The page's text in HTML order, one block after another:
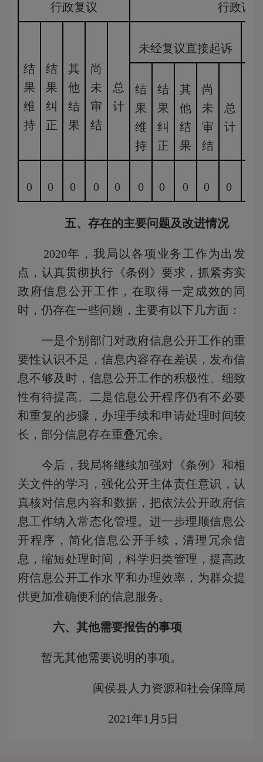
行政复议 行政诉
结
果
维
持
结
果
纠
正
其
他
结
果
尚
未
审
结
总
计
未经复议直接起诉
结
果
维
持
结
果
纠
正
其
他
结
果
尚
未
审
结
总
计
0 0 0 0 0 0 0 0 0 0
五、存在的主要问题及改进情况
2020年，我局以各项业务工作为出发
点，认真贯彻执行《条例》要求，抓紧夯实
政府信息公开工作，在取得一定成效的同
时，仍存在一些问题，主要有以下几方面：
一是个别部门对政府信息公开工作的重
要性认识不足，信息内容存在差误，发布信
息不够及时，信息公开工作的积极性、细致
性有待提高。二是信息公开程序仍有不必要
和重复的步骤，办理手续和申请处理时间较
长，部分信息存在重叠冗余。
今后，我局将继续加强对《条例》和相
关文件的学习，强化公开主体责任意识，认
真核对信息内容和数据，把依法公开政府信
息工作纳入常态化管理。进一步理顺信息公
开程序，简化信息公开手续，清理冗余信
息，缩短处理时间，科学归类管理，提高政
府信息公开工作水平和办理效率，为群众提
供更加准确便利的信息服务。
六、其他需要报告的事项
暂无其他需要说明的事项。
闽侯县人力资源和社会保障局
2021年1月5日